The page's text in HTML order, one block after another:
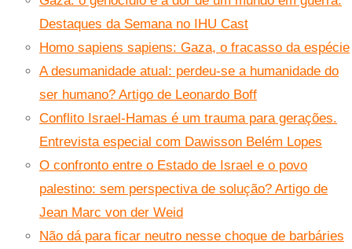
Destaques da Semana no IHU Cast
Homo sapiens sapiens: Gaza, o fracasso da espécie
A desumanidade atual: perdeu-se a humanidade do
ser humano? Artigo de Leonardo Boff
Conflito Israel-Hamas é um trauma para gerações.
Entrevista especial com Dawisson Belém Lopes
O confronto entre o Estado de Israel e o povo
palestino: sem perspectiva de solução? Artigo de
Jean Marc von der Weid
Não dá para ficar neutro nesse choque de barbáries